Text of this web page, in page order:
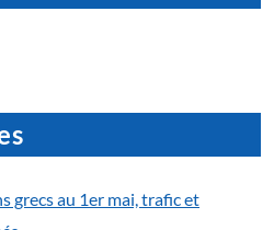
grecs au 1er mai, trafic et